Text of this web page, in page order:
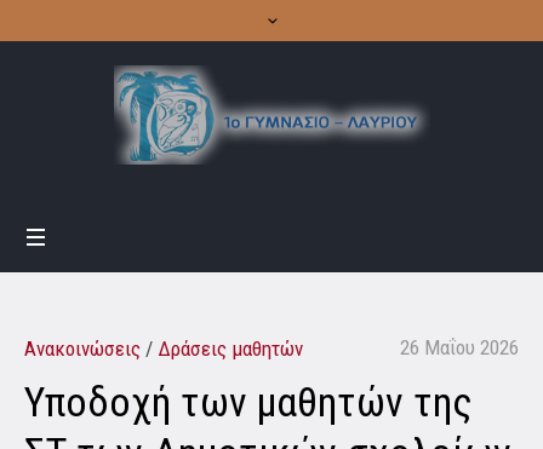
26 Μαΐου 2026
Ανακοινώσεις / Δράσεις μαθητών
Υποδοχή των μαθητών της